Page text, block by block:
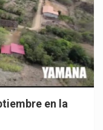
en la